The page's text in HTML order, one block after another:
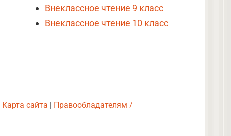
Внеклассное чтение 9 класс
Внеклассное чтение 10 класс
Карта сайта | Правообладателям /